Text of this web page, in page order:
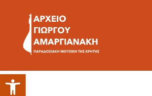
Ανοίξτε τη γραμμή εργαλείων